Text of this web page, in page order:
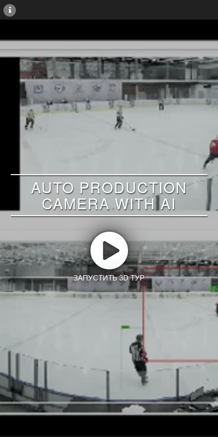
AUTO PRODUCTION
CAMERA WITH AI
ЗАПУСТИТЬ 3D ТУР